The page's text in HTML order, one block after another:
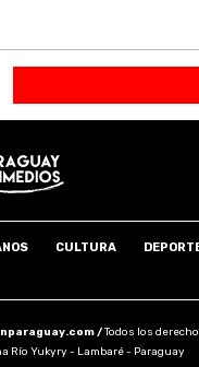
CULTURA
/Todos los
Río Yukyry - Lambaré - Paraguay